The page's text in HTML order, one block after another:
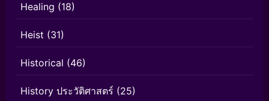
Healing (18)
Heist (31)
Historical (46)
History ประวัติศาสตร์ (25)